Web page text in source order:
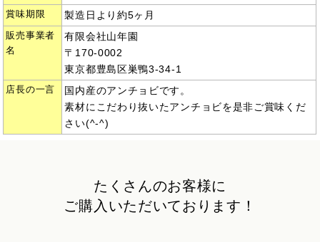
賞味期限 製造日より約5ヶ月
販売事業者
名
有限会社山年園
〒170-0002
東京都豊島区巣鴨3-34-1
店長の一言
国内産のアンチョビです。
素材にこだわり抜いたアンチョビを是非ご賞味くだ
さい(^-^)
たくさんのお客様に
ご購入いただいております！